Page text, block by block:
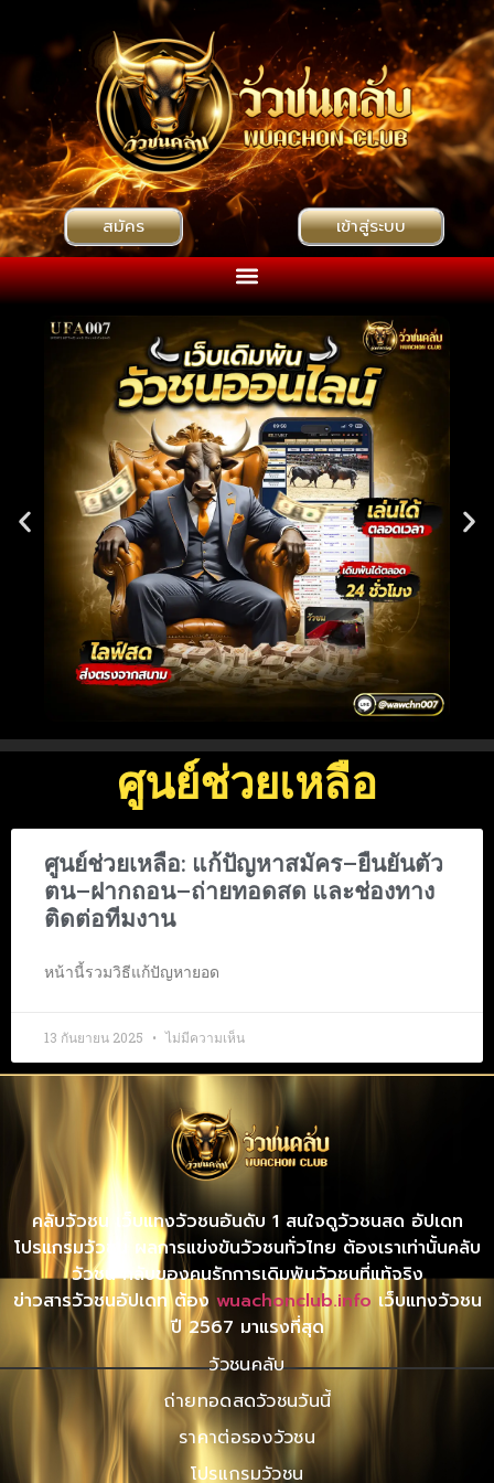
สมัคร เข้าสู่ระบบ
ศูนย์ช่วยเหลือ
ศูนย์ช่วยเหลือ: แก้ปัญหาสมัคร–ยืนยันตัว
ตน–ฝากถอน–ถ่ายทอดสด และช่องทาง
ติดต่อทีมงาน
หน้านี้รวมวิธีแก้ปัญหายอด
13 กันยายน 2025 ไม่มีความเห็น
คลับวัวชน เว็บแทงวัวชนอันดับ 1 สนใจดูวัวชนสด อัปเดท
โปรแกรมวัวชน ผลการแข่งขันวัวชนทั่วไทย ต้องเราเท่านั้นคลับ
วัวชน คลับของคนรักการเดิมพันวัวชนที่แท้จริง
ข่าวสารวัวชนอัปเดท ต้อง wuachonclub.info เว็บแทงวัวชน
ปี 2567 มาแรงที่สุด
วัวชนคลับ
ถ่ายทอดสดวัวชนวันนี้
ราคาต่อรองวัวชน
โปรแกรมวัวชน